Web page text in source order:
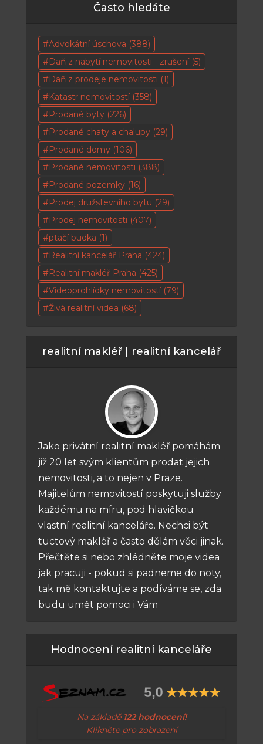
Často hledáte
Advokátní úschova (388)
Daň z nabytí nemovitosti - zrušení(5)
Daň z prodeje nemovitosti (1)
Katastr nemovitostí(358)
Prodané byty (226)
Prodané chaty a chalupy (29)
Prodané domy (106)
Prodané nemovitosti (388)
Prodané pozemky (16)
Prodej družstevního bytu (29)
Prodej nemovitosti (407)
ptačí budka (1)
Realitní kancelář Praha (424)
Realitní makléř Praha (425)
Videoprohlídky nemovitostí(79)
Živá realitní videa (68)
realitní makléř | realitní kancelář
Jako privátní realitní makléř pomáhám
již 20 let svým klientům prodat jejich
nemovitosti, a to nejen v Praze.
Majitelům nemovitostí poskytuji služby
každému na míru, pod hlavičkou
vlastní realitní kanceláře. Nechci být
tuctový makléř a často dělám věci jinak.
Přečtěte si nebo zhlédněte moje videa
jak pracuji - pokud si padneme do noty,
tak mě kontaktujte a podíváme se, zda
budu umět pomoci i Vám
Hodnocení realitní kanceláře
Na základě 122 hodnocení!
Klikněte pro zobrazení